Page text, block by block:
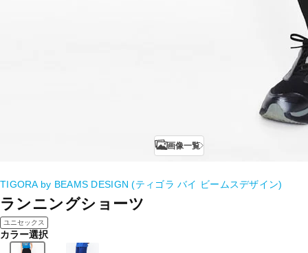
画像一覧
TIGORA by BEAMS DESIGN (ティゴラ バイ ビームスデザイン)
ランニングショーツ
ユニセックス
カラー選択